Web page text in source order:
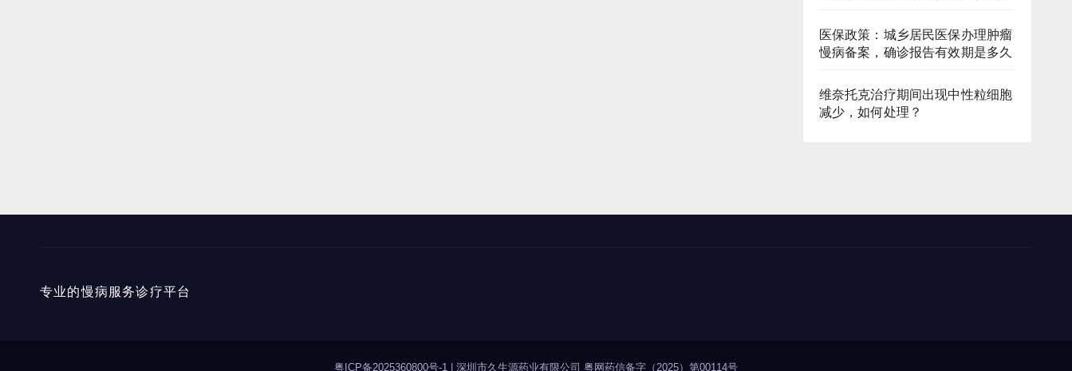
医保政策：城乡居民医保办理肿瘤
慢病备案，确诊报告有效期是多久
维奈托克治疗期间出现中性粒细胞
减少，如何处理？
专业的慢病服务诊疗平台
粤ICP备2025360800号-1 深圳市久生源药业有限公司 粤网药信备字（2025）第00114号